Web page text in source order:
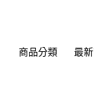
商品分類 最